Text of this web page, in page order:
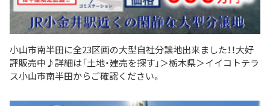
小山市南半田に全23区画の大型自社分譲地出来ました！！大好
評販売中♪詳細は「土地・建売を探す」＞栃木県＞イイコトテラ
ス小山市南半田からご確認ください。